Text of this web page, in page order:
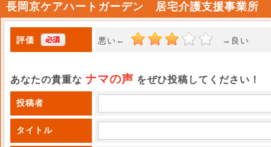
長岡京ケアハートガーデン 居宅介護支援事業
評価 悪い← →良い ★
あなたの貴重な ナマの声 をぜひ投稿してください！
投稿者
タイトル